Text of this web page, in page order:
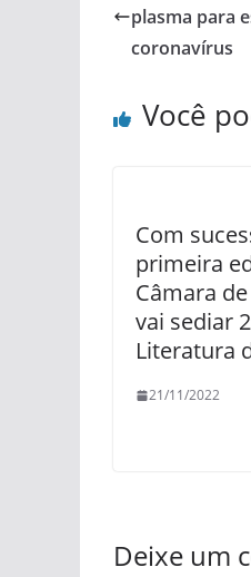
plasma para
coronavírus
Você
Com
primeira
Câmara
vai sediar
Literatura
21/11/2022
Deixe um